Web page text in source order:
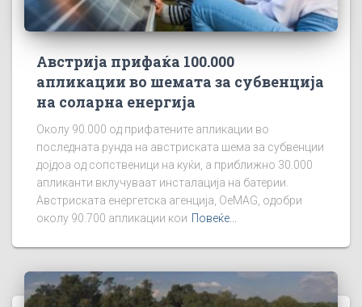
Австрија прифаќа 100.000
апликации во шемата за субвенција
на соларна енергија
Околу 90.000 од прифатените апликации во
последната рунда на австриската шема за субвенции
дојдоа од сопственици на куќи, а приближно 30.000
апликанти вклучуваат инсталација на батерии.
Австриската енергетска агенција, OeMAG, одобри
околу 90.700 апликации кои Повеќе...